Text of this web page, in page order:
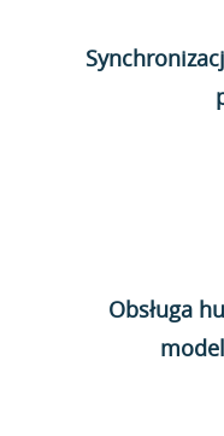
Obsługa